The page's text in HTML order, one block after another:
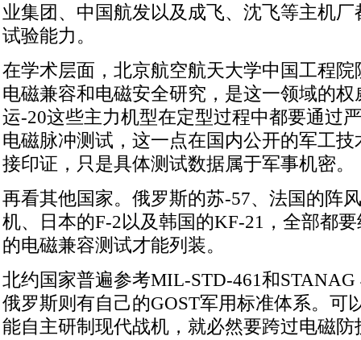
业集团、中国航发以及成飞、沈飞等主机
试验能力。
在学术层面，北京航空航天大学中国工程
电磁兼容和电磁安全研究，是这一领域的权
运-20这些主力机型在定型过程中都要通过
电磁脉冲测试，这一点在国内公开的军工
接印证，只是具体测试数据属于军事机密。
再看其他国家。俄罗斯的苏-57、法国的阵
机、日本的F-2以及韩国的KF-21，全部都
的电磁兼容测试才能列装。
北约国家普遍参考MIL-STD-461和
俄罗斯则有自己的GOST军用标准体系。可
能自主研制现代战机，就必然要跨过电磁